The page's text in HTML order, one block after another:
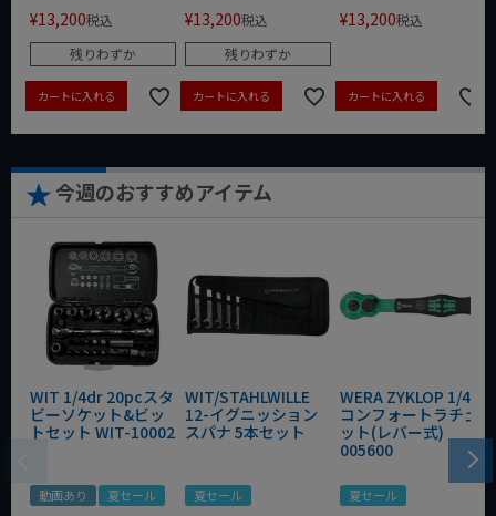
¥13,200税込
残りわずか
カートに入れる
¥13,200税込
残りわずか
カートに入れる
¥13,200税込
カートに入れる
今週のおすすめアイテム
WIT 1/4dr 20pcスタ
ビーソケット&ビッ
トセット WIT-10002
動画あり 夏セール
WIT/STAHLWILLE
12-イグニッション
スパナ 5本セット
夏セール
WERA ZYKLOP 1/4"
コンフォートラチェ
ット(レバー式)
005600
夏セール